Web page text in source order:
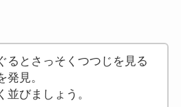
るとさっそくつつじを見る
発見。
並びましょう。